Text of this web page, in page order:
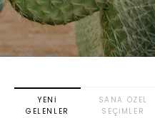
YENI
GELENLER
SANA ÖZEL
SEÇIMLER